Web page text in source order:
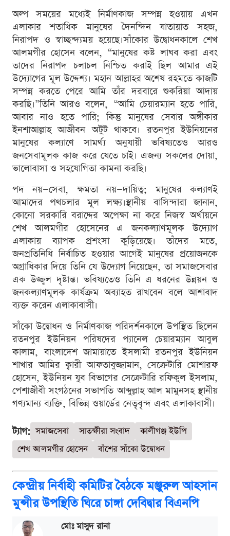
অল্প সময়ের মধ্যেই নির্মাণকাজ সম্পন্ন হওয়ায় এখন
এলাকার শতাধিক মানুষের দৈনন্দিন যাতায়াত সহজ,
নিরাপদ ও স্বাচ্ছন্দ্যময় হয়েছে।সাঁকোর উদ্বোধনকালে শেখ
আলমগীর হোসেন বলেন, “মানুষের কষ্ট লাঘব করা এবং
তাদের নিরাপদ চলাচল নিশ্চিত করাই ছিল আমার এই
উদ্যোগের মূল উদ্দেশ্য। মহান আল্লাহর অশেষ রহমতে কাজটি
সম্পন্ন করতে পেরে আমি তাঁর দরবারে শুকরিয়া আদায়
করছি।”তিনি আরও বলেন, “আমি চেয়ারম্যান হতে পারি,
আবার নাও হতে পারি; কিন্তু মানুষের সেবার অঙ্গীকার
ইনশাআল্লাহ আজীবন অটুট থাকবে। রতনপুর ইউনিয়নের
মানুষের কল্যাণে সামর্থ্য অনুযায়ী ভবিষ্যতেও আরও
জনসেবামূলক কাজ করে যেতে চাই। এজন্য সকলের দোয়া,
ভালোবাসা ও সহযোগিতা কামনা করছি।
পদ নয়—সেবা, ক্ষমতা নয়—দায়িত্ব; মানুষের কল্যাণই
আমাদের পথচলার মূল লক্ষ্য।স্থানীয় বাসিন্দারা জানান,
কোনো সরকারি বরাদ্দের অপেক্ষা না করে নিজস্ব অর্থায়নে
শেখ আলমগীর হোসেনের এ জনকল্যাণমূলক উদ্যোগ
এলাকায় ব্যাপক প্রশংসা কুড়িয়েছে। তাঁদের মতে,
জনপ্রতিনিধি নির্বাচিত হওয়ার আগেই মানুষের প্রয়োজনকে
অগ্রাধিকার দিয়ে তিনি যে উদ্যোগ নিয়েছেন, তা সমাজসেবার
এক উজ্জ্বল দৃষ্টান্ত। ভবিষ্যতেও তিনি এ ধরনের উন্নয়ন ও
জনকল্যাণমূলক কার্যক্রম অব্যাহত রাখবেন বলে আশাবাদ
ব্যক্ত করেন এলাকাবাসী।
সাঁকো উদ্বোধন ও নির্মাণকাজ পরিদর্শনকালে উপস্থিত ছিলেন
রতনপুর ইউনিয়ন পরিষদের প্যানেল চেয়ারম্যান আবুল
কালাম, বাংলাদেশ জামায়াতে ইসলামী রতনপুর ইউনিয়ন
শাখার আমির ক্বারী আফতাবুজ্জামান, সেক্রেটারি মোশারফ
হোসেন, ইউনিয়ন যুব বিভাগের সেক্রেটারি রফিকুল ইসলাম,
পেশাজীবী সংগঠনের সভাপতি আব্দুল্লাহ আল মামুনসহ স্থানীয়
গণ্যমান্য ব্যক্তি, বিভিন্ন ওয়ার্ডের নেতৃবৃন্দ এবং এলাকাবাসী।
ট্যাগ: সমাজসেবা সাতক্ষীরা সংবাদ
কালীগঞ্জ ইউপি
শেখ আলমগীর হোসেন
বাঁশের সাঁকো উদ্বোধন
কেন্দ্রীয় নির্বাহী কমিটির বৈঠকে মঞ্জুরুল আহসান
মুন্সীর উপস্থিতি ঘিরে চাঙ্গা দেবিদ্বার বিএনপি
মোঃ মাসুদ রানা